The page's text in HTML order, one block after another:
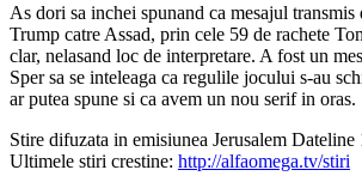
As dori sa inchei spunand ca mesajul transmis
Trump catre Assad, prin cele 59 de rachete
clar, nelasand loc de interpretare. A fost un
Sper sa se inteleaga ca regulile jocului s-au
ar putea spune si ca avem un nou serif in oras.
Stire difuzata in emisiunea Jerusalem
Ultimele stiri crestine: http://alfaomega.tv/stiri